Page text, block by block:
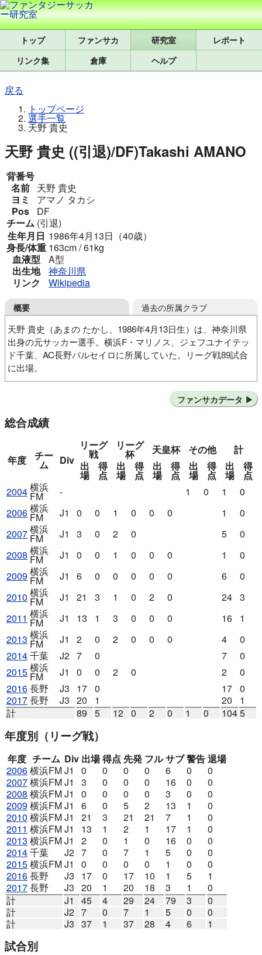
トップ 研究室
レポート
リンク集
倉庫 ヘルプ
戻る
トップページ
選手一覧
天野 貴史
天野 貴史 ((引退)/DF)Takashi AMANO
背番号
名前 天野 貴史
ヨミ
アマノ タカシ
Pos
DF
チーム (引退)
生年月日 1986年4月13日（40歳）
身長/体重 163cm / 61kg
血液型
A型
出生地
神奈川県
リンク
Wikipedia
概要
天野 貴史（あまの たかし、1986年4月13日生）は、神奈川県
出身の元サッカー選手。横浜F・マリノス、ジェフユナイテッ
ド千葉、AC長野パルセイロに所属していた。リーグ戦89試合
に出場。
過去の所属クラブ
横浜F・マリノス
AC長野パルセイロ
ファンサカデータ
総合成績
年度 チー
ム Div
リーグ
戦
リーグ
杯 天皇杯 その他
計
出
場
得
点
出
場
得
点
出
場
得
点
出
場
得
点
出
場
得
点
2004横浜
FM - 1 0 1
0
2006横浜
FM J1 0 0 1 0 0 0 1
0
2007横浜
FM J1 3 0 2 0 5
0
2008 横浜
FM J1 0 0 1 0 0 0 1
0
2009横浜
FM J1 6 0 0 0 0 0 6
0
2010 横浜
FM J1 21 3 1 0 2 0 24 3
2011 横浜
FM J1 13 1 3 0 0 0 16
1
2013 横浜
FM J1 2 0 2 0 0 0 4
0
2014千葉 J2 7 0 7
0
2015横浜
FM J1 0 0 2 0 2
0
2016長野 J3 17 0 17 0
2017長野 J3 20 1 20
1
計
89 5 12 0 2 0 1 0 1045
年度別 （リーグ戦）
年度 チーム Div 出場得点 先発 フルサブ警告退場
2006横浜FMJ1 0 0 0 0 6 0
0
2007横浜FMJ1 3 0 0 0 16 0
0
2008 横浜FMJ1 0 0 0 0 3 0
0
2009横浜FMJ1 6 0 5 2 13 1
0
2010 横浜FMJ1 21 3 21 21 7 1
0
2011 横浜FMJ1 13 1 2 1 17 1
0
2013 横浜FMJ1 2 0 1 0 16 0
0
2014千葉 J2 7 0 7 1 5 0
0
2015横浜FMJ1 0 0 0 0 1 0
0
2016長野 J3 17 0 17 10 1 5
1
2017長野 J3 20 1 20 18 3 1
0
計
J1 45 4 29 24 79 3
0
計
J2 7 0 7 1 5 0
0
計
J3 37 1 37 28 4 6 1
試合別